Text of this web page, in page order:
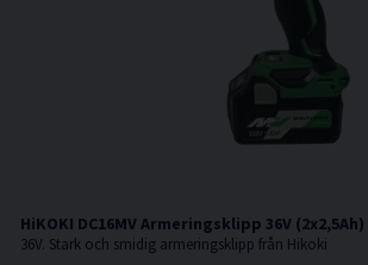
HiKOKI DC16MV Armeringsklipp 36V (2x2,5Ah)
36V. Stark och smidig armeringsklipp från Hikoki